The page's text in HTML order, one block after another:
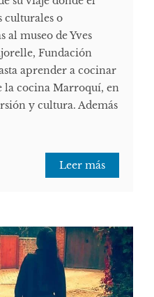
culturales o
al museo de Yves
Fundación
aprender a cocinar
la cocina Marroquí, en
y cultura. Además
Leer más